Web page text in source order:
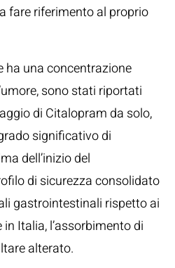
fare riferimento al proprio
una concentrazione
sono stati riportati
di Citalopram da solo,
significativo di
dell’inizio del
di sicurezza consolidato
gastrointestinali rispetto ai
Italia, l’assorbimento di
alterato.